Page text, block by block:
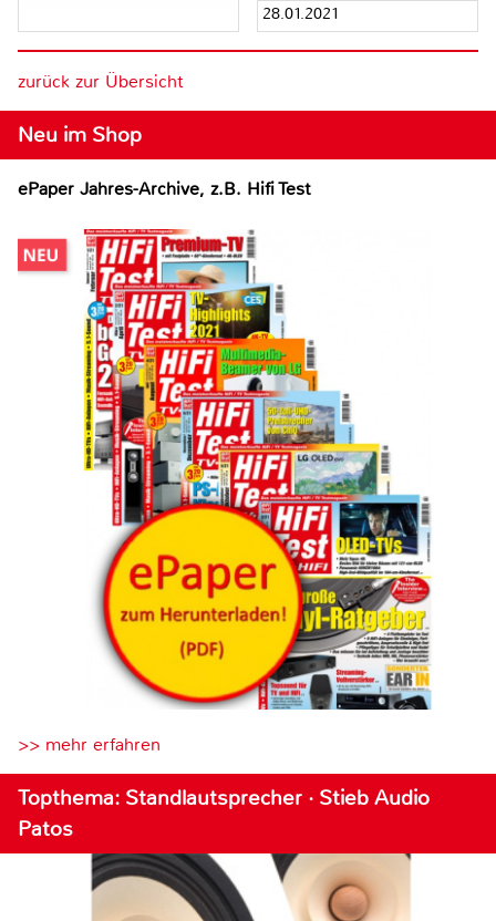
28.01.2021
zurück zur Übersicht
Neu im Shop
ePaper Jahres-Archive, z.B. Hifi Test
>> mehr erfahren
Topthema: Standlautsprecher · Stieb Audio
Patos